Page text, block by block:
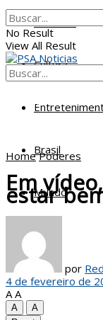
Poderes
Cultura
Brasil
Mundo
No Result
View All Result
View All Result
Home Poderes
Em
estar
por
4 de fevereiro de
A A
A
A